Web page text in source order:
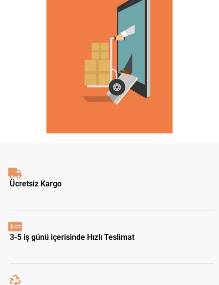
Ücretsiz Kargo
3-5 iş günü içerisinde Hızlı Teslimat